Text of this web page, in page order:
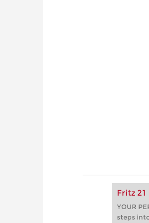
Fritz 21
YOUR
steps